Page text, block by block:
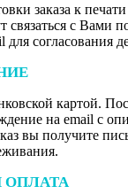
заказа к
связаться с Вами
согласования
картой.
на email с
вы получите
ОПЛАТА